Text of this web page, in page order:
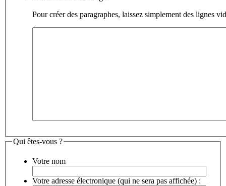
Pour créer des paragraphes, laissez simplement des lignes
Qui êtes-vous ?
Votre nom
Votre adresse électronique (qui ne sera pas affichée) :